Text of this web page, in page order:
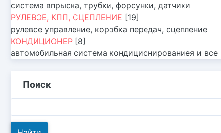
система впрыска, трубки, форсунки, датчики
РУЛЕВОЕ, КПП, СЦЕПЛЕНИЕ [19]
рулевое управление, коробка передач, сцепление
КОНДИЦИОНЕР [8]
автомобильная система кондиционированиея и все
Поиск